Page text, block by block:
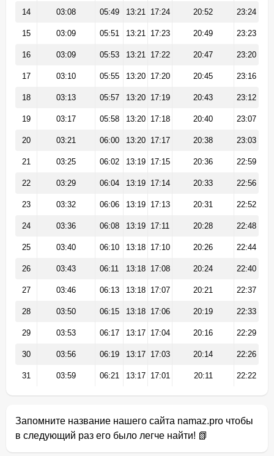
14 03:08 05:49 13:21 17:24 20:52 23:24
15 03:09 05:51 13:21 17:23 20:49 23:23
16 03:09 05:53 13:21 17:22 20:47 23:20
17 03:10 05:55 13:20 17:20 20:45 23:16
18 03:13 05:57 13:20 17:19 20:43 23:12
19 03:17 05:58 13:20 17:18 20:40 23:07
20 03:21 06:00 13:20 17:17 20:38 23:03
21 03:25 06:02 13:19 17:15 20:36 22:59
22 03:29 06:04 13:19 17:14 20:33 22:56
23 03:32 06:06 13:19 17:13 20:31 22:52
24 03:36 06:08 13:19 17:11 20:28 22:48
25 03:40 06:10 13:18 17:10 20:26 22:44
26 03:43 06:11 13:18 17:08 20:24 22:40
27 03:46 06:13 13:18 17:07 20:21 22:37
28 03:50 06:15 13:18 17:06 20:19 22:33
29 03:53 06:17 13:17 17:04 20:16 22:29
30 03:56 06:19 13:17 17:03 20:14 22:26
31 03:59 06:21 13:17 17:01 20:11 22:22
Запомните название нашего сайта namaz.pro чтобы
в следующий раз его было легче найти! 📗